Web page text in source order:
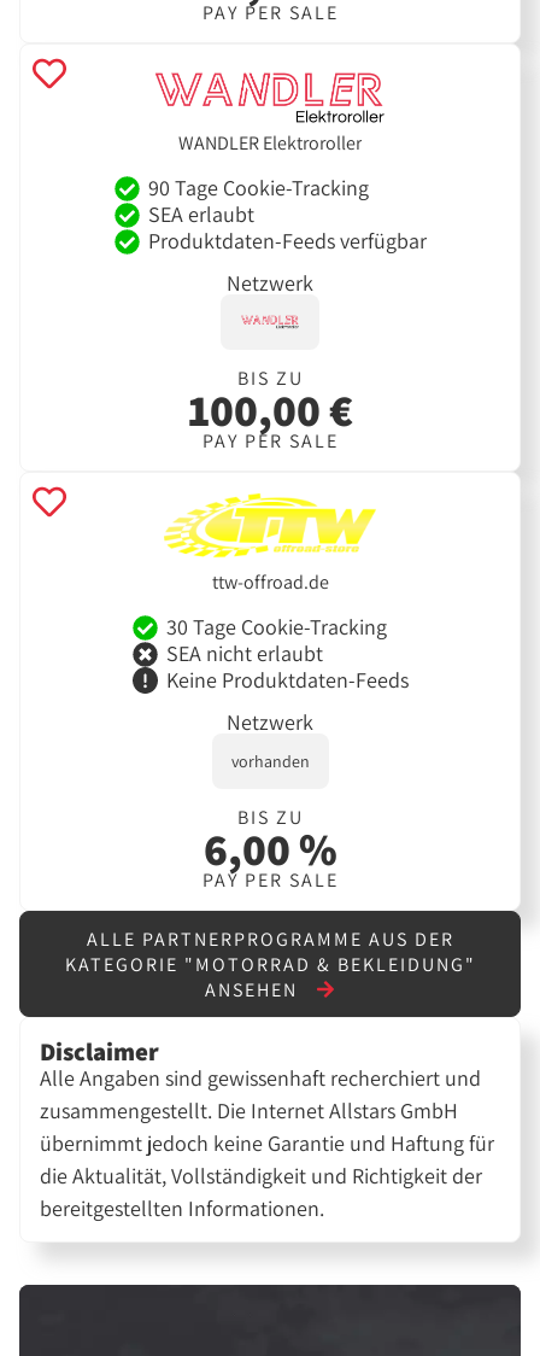
PAY PER SALE
WANDLER Elektroroller
90 Tage Cookie-Tracking
SEA erlaubt
Produktdaten-Feeds verfügbar
Netzwerk
BIS ZU
100,00 €
PAY PER SALE
ttw-offroad.de
30 Tage Cookie-Tracking
SEA nicht erlaubt
Keine Produktdaten-Feeds
Netzwerk
vorhanden
BIS ZU
6,00 %
PAY PER SALE
ALLE PARTNERPROGRAMME AUS DER
KATEGORIE "MOTORRAD & BEKLEIDUNG"
ANSEHEN
Disclaimer
Alle Angaben sind gewissenhaft recherchiert und
zusammengestellt. Die Internet Allstars GmbH
übernimmt jedoch keine Garantie und Haftung für
die Aktualität, Vollständigkeit und Richtigkeit der
bereitgestellten Informationen.